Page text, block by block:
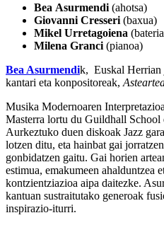
Bea Asurmendi (ahotsa)
Giovanni Cresseri (baxua)
Mikel Urretagoiena
Milena Granci (pianoa)
Bea Asurmendik, Euskal Herrian
kantari eta konpositoreak,
Musika Modernoaren
Masterra lortu du Guildhall
Aurkeztuko duen diskoak Jazz
lotzen ditu, eta hainbat gai
gonbidatzen gaitu. Gai horien
estimua, emakumeen ahalduntzea
kontzientziazioa aipa daitezke.
kantuan sustraitutako generoak
inspirazio-iturri.